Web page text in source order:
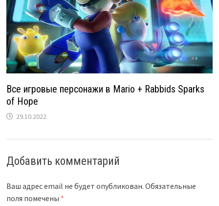
Все игровые персонажи в Mario + Rabbids Sparks
of Hope
29.10.2022
Добавить комментарий
Ваш адрес email не будет опубликован. Обязательные
поля помечены *